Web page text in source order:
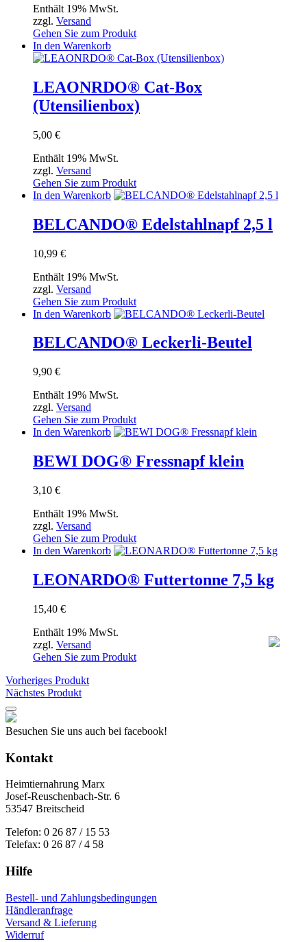
Enthält 19% MwSt.
zzgl. Versand
Gehen Sie zum Produkt
In den Warenkorb
LEAONRDO® Cat-Box
(Utensilienbox)
5,00 €
Enthält 19% MwSt.
zzgl. Versand
Gehen Sie zum Produkt
In den Warenkorb
BELCANDO® Edelstahlnapf 2,5 l
10,99 €
Enthält 19% MwSt.
zzgl. Versand
Gehen Sie zum Produkt
In den Warenkorb
BELCANDO® Leckerli-Beutel
9,90 €
Enthält 19% MwSt.
zzgl. Versand
Gehen Sie zum Produkt
In den Warenkorb
BEWI DOG® Fressnapf klein
3,10 €
Enthält 19% MwSt.
zzgl. Versand
Gehen Sie zum Produkt
In den Warenkorb
LEONARDO® Futtertonne 7,5 kg
15,40 €
Enthält 19% MwSt.
zzgl. Versand
Gehen Sie zum Produkt
Vorheriges Produkt
Nächstes Produkt
Besuchen Sie uns auch bei facebook!
Kontakt
Heimtiernahrung Marx
Josef-Reuschenbach-Str. 6
53547 Breitscheid
Telefon: 0 26 87 / 15 53
Telefax: 0 26 87 / 4 58
Hilfe
Bestell- und Zahlungsbedingungen
Händleranfrage
Versand & Lieferung
Widerruf